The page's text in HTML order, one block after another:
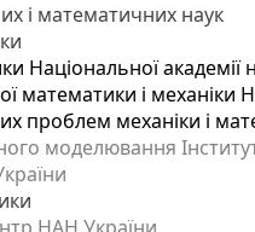
і математичних наук
Національної академії
математики і механіки
проблем механіки і
моделювання